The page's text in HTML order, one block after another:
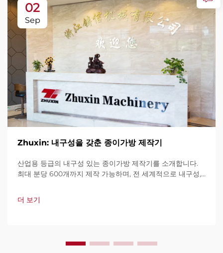
02
Sep
Zhuxin: 내구성을 갖춘 종이가방 제작기
산업용 등급의 내구성 있는 종이가방 제작기를 소개합니다.
최대 분당 600개까지 제작 가능하며, 전 세계적으로 내구성,
가 지원과 빠른 서비스를 제공합니다. 견적 요청을 지금 해보
세요.
더 보기